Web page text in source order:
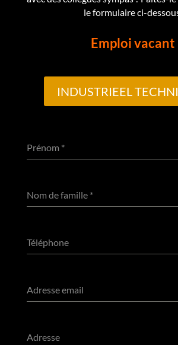
le formulaire ci-
Emploi vacant
INDUSTRIEEL
Prénom *
Nom de famille *
Téléphone
Adresse email
Adresse